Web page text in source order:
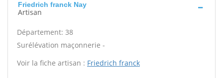
Friedrich franck Nay
Artisan
Département: 38
Surélévation maçonnerie -
Voir la fiche artisan : Friedrich franck